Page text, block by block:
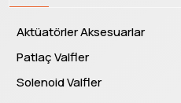
Aktüatörler Aksesuarlar
Patlaç Valfler
Solenoid Valfler